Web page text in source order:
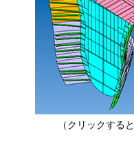
（クリックする